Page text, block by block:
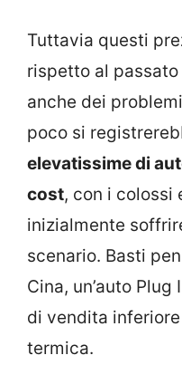
Tuttavia questi
rispetto al
anche dei
poco si
elevatissime di
cost, con i colossi
inizialmente
scenario. Basti
Cina, un’auto
di vendita
termica.